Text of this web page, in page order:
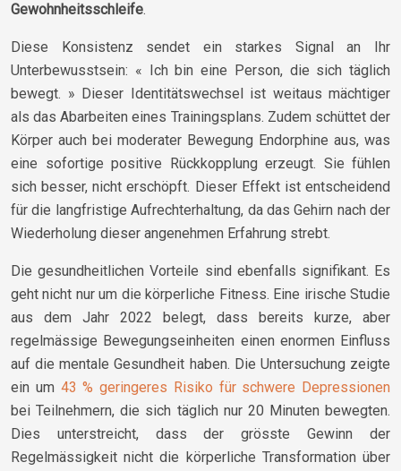
Gewohnheitsschleife.
Diese Konsistenz sendet ein starkes Signal an Ihr
Unterbewusstsein: « Ich bin eine Person, die sich täglich
bewegt. » Dieser Identitätswechsel ist weitaus mächtiger
als das Abarbeiten eines Trainingsplans. Zudem schüttet der
Körper auch bei moderater Bewegung Endorphine aus, was
eine sofortige positive Rückkopplung erzeugt. Sie fühlen
sich besser, nicht erschöpft. Dieser Effekt ist entscheidend
für die langfristige Aufrechterhaltung, da das Gehirn nach der
Wiederholung dieser angenehmen Erfahrung strebt.
Die gesundheitlichen Vorteile sind ebenfalls signifikant. Es
geht nicht nur um die körperliche Fitness. Eine irische Studie
aus dem Jahr 2022 belegt, dass bereits kurze, aber
regelmässige Bewegungseinheiten einen enormen Einfluss
auf die mentale Gesundheit haben. Die Untersuchung zeigte
ein um 43 % geringeres Risiko für schwere Depressionen
bei Teilnehmern, die sich täglich nur 20 Minuten bewegten.
Dies unterstreicht, dass der grösste Gewinn der
Regelmässigkeit nicht die körperliche Transformation über